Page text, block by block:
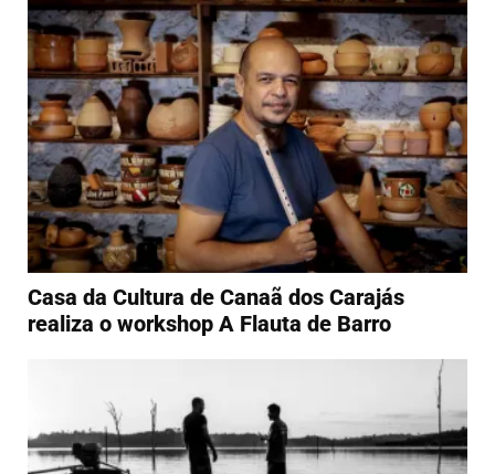
Casa da Cultura de Canaã dos Carajás
realiza o workshop A Flauta de Barro